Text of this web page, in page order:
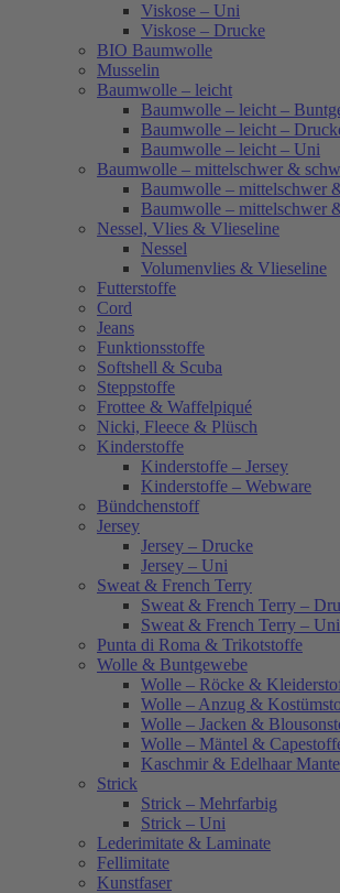
Viskose – Uni
Viskose – Drucke
BIO Baumwolle
Musselin
Baumwolle – leicht
Baumwolle – leicht –
Baumwolle – leicht –
Baumwolle – leicht – Uni
Baumwolle – mittelschwer &
Baumwolle – mittelschwer
Baumwolle – mittelschwer
Nessel, Vlies & Vlieseline
Nessel
Volumenvlies & Vlieseline
Futterstoffe
Cord
Jeans
Funktionsstoffe
Softshell & Scuba
Steppstoffe
Frottee & Waffelpiqué
Nicki, Fleece & Plüsch
Kinderstoffe
Kinderstoffe – Jersey
Kinderstoffe – Webware
Bündchenstoff
Jersey
Jersey – Drucke
Jersey – Uni
Sweat & French Terry
Sweat & French Terry –
Sweat & French Terry – Uni
Punta di Roma & Trikotstoffe
Wolle & Buntgewebe
Wolle – Röcke &
Wolle – Anzug &
Wolle – Jacken &
Wolle – Mäntel &
Kaschmir & Edelhaar
Strick
Strick – Mehrfarbig
Strick – Uni
Lederimitate & Laminate
Fellimitate
Kunstfaser